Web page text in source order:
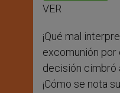
VER
¡Qué mal
excomunión por
decisión cimbró
¡Cómo se nota